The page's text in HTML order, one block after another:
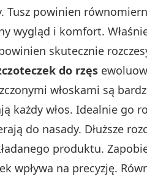
powinien
wygląd i komfort.
skutecznie
do rzęs
włoskami są
każdy włos. Idealnie go
do nasady. Dłuższe
produktu.
wpływa na precyzję.